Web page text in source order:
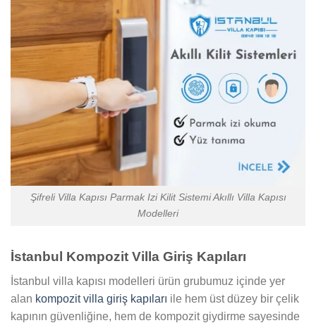
Şifreli Villa Kapısı Parmak Izi Kilit Sistemi Akıllı Villa Kapısı
Modelleri
İstanbul Kompozit Villa Giriş Kapıları
İstanbul villa kapısı modelleri ürün grubumuz içinde yer
alan kompozit villa giriş kapıları ile hem üst düzey bir çelik
kapının güvenliğine, hem de kompozit giydirme sayesinde